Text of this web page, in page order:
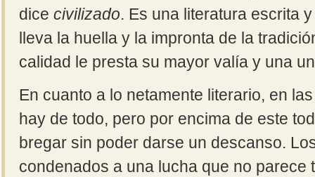
dice civilizado. Es una literatura escrita
lleva la huella y la impronta de la
calidad le presta su mayor valía y una
En cuanto a lo netamente literario, en
hay de todo, pero por encima de este
bregar sin poder darse un descanso.
condenados a una lucha que no parece